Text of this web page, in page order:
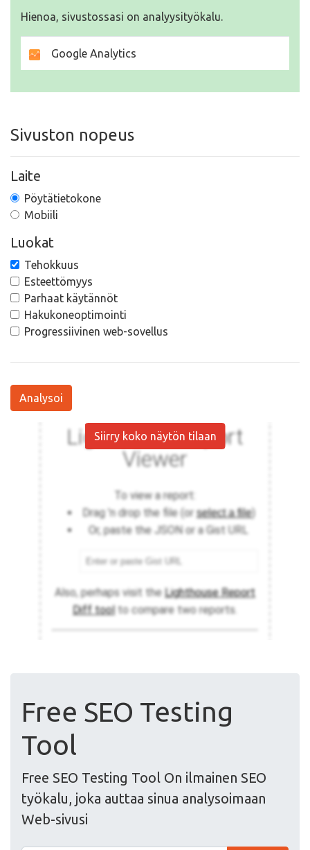
Hienoa, sivustossasi on analyysityökalu.
Google Analytics
Sivuston nopeus
Laite
Pöytätietokone
Mobiili
Luokat
Tehokkuus
Esteettömyys
Parhaat käytännöt
Hakukoneoptimointi
Progressiivinen web-sovellus
Analysoi
Siirry koko näytön tilaan
Free SEO Testing
Tool
Free SEO Testing Tool On ilmainen SEO
työkalu, joka auttaa sinua analysoimaan
Web-sivusi